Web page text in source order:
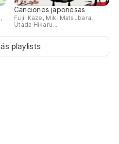
Canciones japonesas
Fujii Kaze, Miki Matsubara,
Utada Hikaru...
playlists